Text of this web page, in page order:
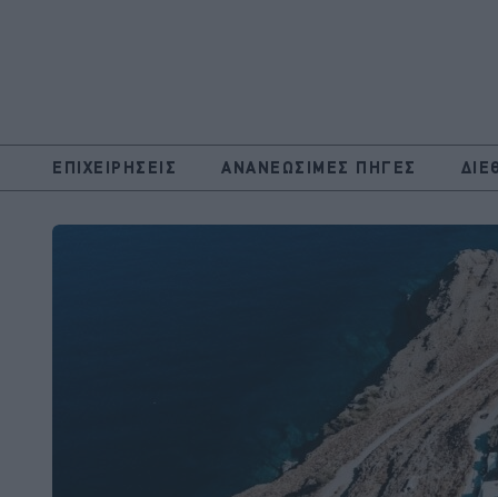
ΕΠΙΧΕΙΡΗΣΕΙΣ ΑΝΑΝΕΩΣΙΜΕΣ ΠΗΓΕΣ